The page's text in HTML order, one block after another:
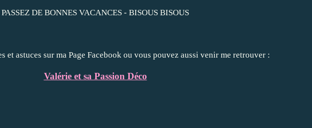
PASSEZ DE BONNES VACANCES - BISOUS BISOUS
et astuces sur ma Page Facebook ou vous pouvez aussi venir me retrouver :
Valérie et sa Passion Déco